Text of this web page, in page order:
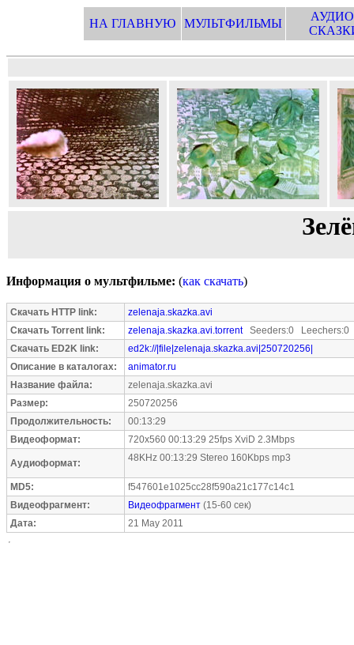
НА ГЛАВНУЮ МУЛЬТФИЛЬМЫ
Информация о мультфильме: (как скачать)
Скачать HTTP link:
zelenaja.skazka.avi
Скачать Torrent link:
zelenaja.skazka.avi.torrentSeeders:0 Leechers:0
Скачать ED2K link:
ed2k://|file|zelenaja.skazka.avi|250720256|
Описание в каталогах:
animator.ru
Название файла:
zelenaja.skazka.avi
Размер:
250720256
Продолжительность:
00:13:29
Видеоформат:
720x560 00:13:29 25fps XviD 2.3Mbps
Аудиоформат: 48KHz 00:13:29 Stereo 160Kbps mp3
MD5:
f547601e1025cc28f590a21c177c14c1
Видеофрагмент:
Видеофрагмент (15-60 сек)
Дата:
21 May 2011